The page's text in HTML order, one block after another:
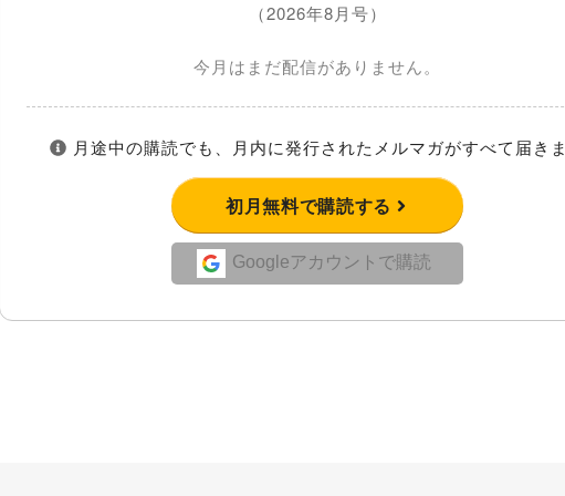
（2026年8月号）
今月はまだ配信がありません。
月途中の購読でも、月内に発行されたメルマガがすべて届き
初月無料で購読する
Googleアカウントで購読